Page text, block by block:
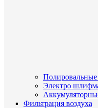
Электро
Фильтрация воздуха